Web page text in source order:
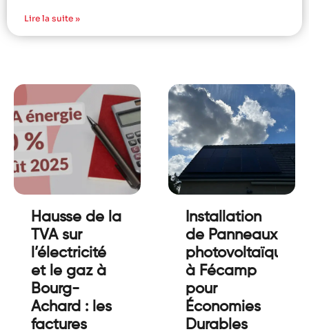
Lire la suite »
Hausse de la
TVA sur
l’électricité
et le gaz à
Bourg-
Achard : les
factures
Installation
de Panneaux
photovoltaïques
à Fécamp
pour
Économies
Durables